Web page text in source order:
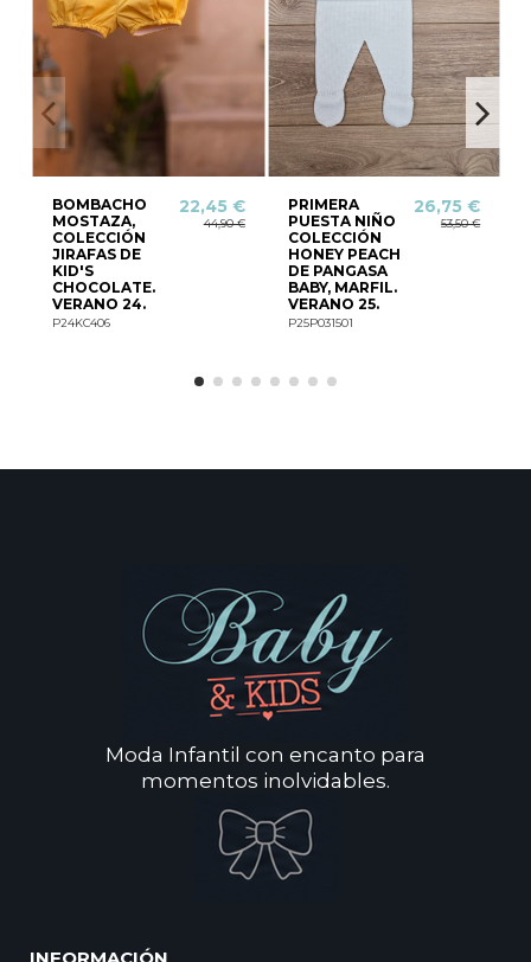
BOMBACHO
MOSTAZA,
COLECCIÓN
JIRAFAS DE
KID'S
CHOCOLATE.
VERANO 24.
P24KC406
22,45 €
44,90 €
PRIMERA
PUESTA NIÑO
COLECCIÓN
HONEY PEACH
DE PANGASA
BABY, MARFIL.
VERANO 25.
P25P031501
26,75 €
53,50 €
Moda Infantil con encanto para
momentos inolvidables.